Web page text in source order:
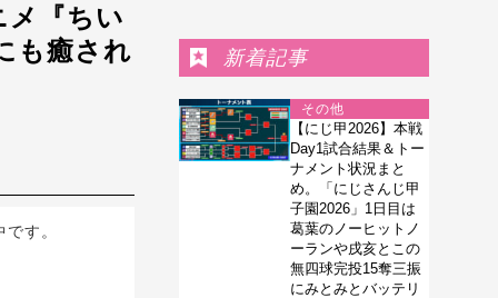
メ『ちい
も癒され
す。
新着記事
その他
【にじ甲2026】本戦
Day1試合結果＆トー
ナメント状況まと
め。「にじさんじ甲
子園2026」1日目は
葛葉のノーヒットノ
ーランや戌亥とこの
無四球完投15奪三振
にみとみとバッテリ